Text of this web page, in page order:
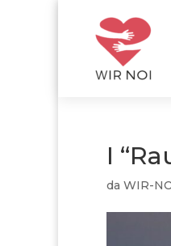
I
da WIR-